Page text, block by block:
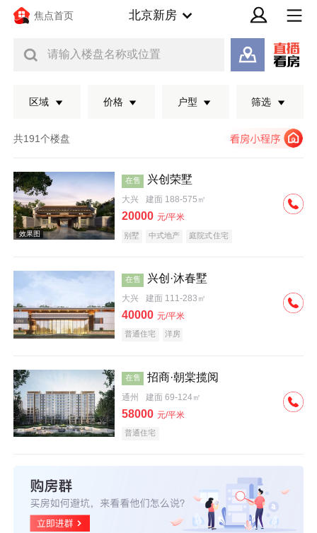
焦点首页 北京新房
请输入楼盘名称或位置
区域 价格 户型 筛选
共191个楼盘
效果图
在售 兴创荣墅
大兴 建面 188-575㎡
20000 元/平米
别墅 中式地产 庭院式住宅
在售 兴创·沐春墅
大兴 建面 111-283㎡
40000 元/平米
普通住宅 洋房
在售 招商·朝棠揽阅
通州 建面 69-124㎡
58000 元/平米
普通住宅